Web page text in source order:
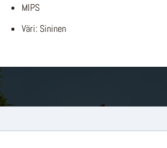
MIPS
Väri: Sininen